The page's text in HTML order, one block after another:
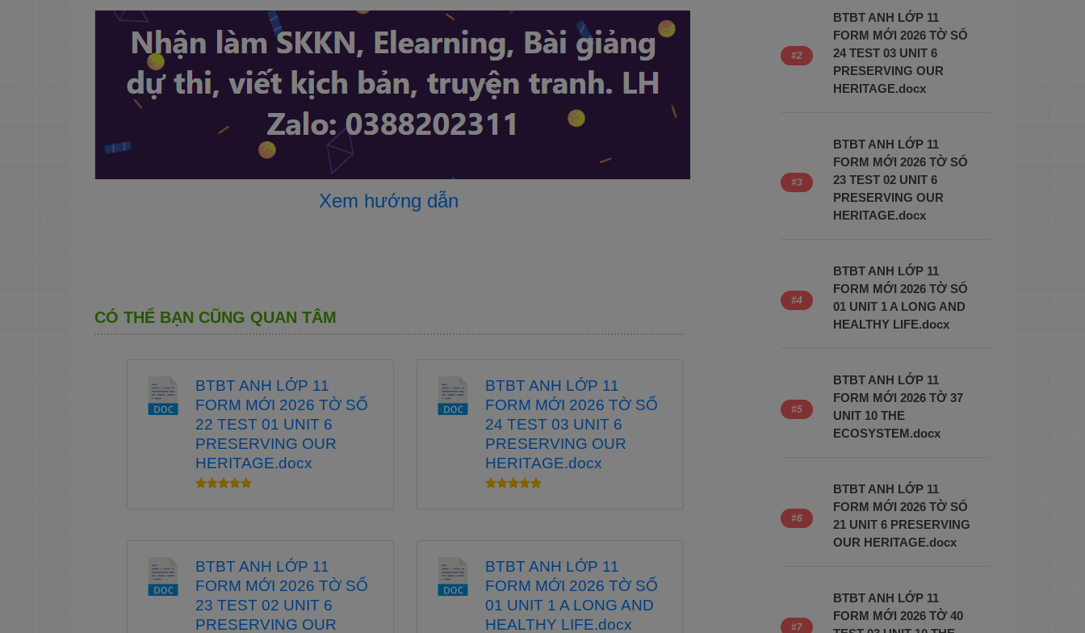
Lí do chọn biện pháp
Kết quả thực hiện biện pháp
Kết luận nội dung trình bày
5 PHÁT
TRIỂN
CHẤT
1
4
Xem hướng dẫn
CÓ THỂ BẠN CŨNG QUAN TÂM
BTBT ANH LỚP 11
FORM MỚI 2026 TỜ SỐ
22 TEST 01 UNIT 6
PRESERVING OUR
HERITAGE.docx
BTBT ANH LỚP 11
FORM MỚI 2026 TỜ SỐ
24 TEST 03 UNIT 6
PRESERVING OUR
HERITAGE.docx
BTBT ANH LỚP 11
FORM MỚI 2026 TỜ SỐ
23 TEST 02 UNIT 6
PRESERVING OUR
BTBT ANH LỚP 11
FORM MỚI 2026 TỜ SỐ
01 UNIT 1 A LONG AND
HEALTHY LIFE.docx
BTBT ANH LỚP 11
FORM MỚI 2026 TỜ SỐ
24 TEST 03 UNIT 6
PRESERVING OUR
HERITAGE.docx
BTBT ANH LỚP 11
FORM MỚI 2026 TỜ SỐ
23 TEST 02 UNIT 6
PRESERVING OUR
HERITAGE.docx
BTBT ANH LỚP 11
FORM MỚI 2026 TỜ SỐ
01 UNIT 1 A LONG AND
HEALTHY LIFE.docx
BTBT ANH LỚP 11
FORM MỚI 2026 TỜ 37
UNIT 10 THE
ECOSYSTEM.docx
BTBT ANH LỚP 11
FORM MỚI 2026 TỜ SỐ
21 UNIT 6 PRESERVING
OUR HERITAGE.docx
BTBT ANH LỚP 11
FORM MỚI 2026 TỜ 40